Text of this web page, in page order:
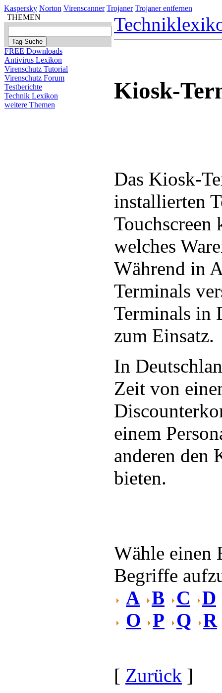
Kaspersky Norton Virenscanner Trojaner Trojaner entfernen
THEMEN
FREE Downloads
Antivirus Lexikon
Virenschutz Tutorial
Virenschutz Forum
Testberichte
Technik Lexikon
weitere Themen
Kiosk-
Das Kiosk-
installierten
welches
Während in
Terminals
Terminals in
zum Einsatz.
In
Zeit von
einem
anderen den
bieten.
Wähle einen
Begriffe
A B C
D
O P Q R
[ Zurück ]